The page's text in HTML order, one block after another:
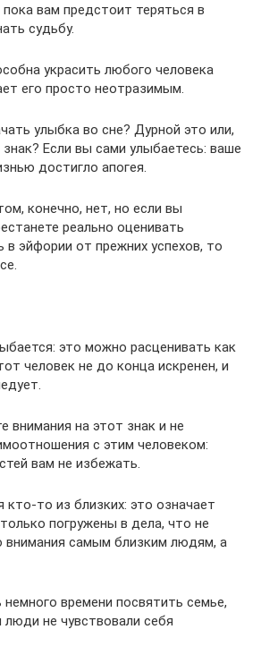
вам предстоит теряться в
судьбу.
украсить любого человека
его просто неотразимым.
улыбка во сне? Дурной это или,
Если вы сами улыбаетесь: ваше
достигло апогея.
конечно, нет, но если вы
реально оценивать
в эйфории от прежних успехов, то
это можно расценивать как
человек не до конца искренен, и
внимания на этот знак и не
с этим человеком:
вам не избежать.
кто-то из близких: это означает
погружены в дела, что не
внимания самым близким людям, а
времени посвятить семье,
не чувствовали себя